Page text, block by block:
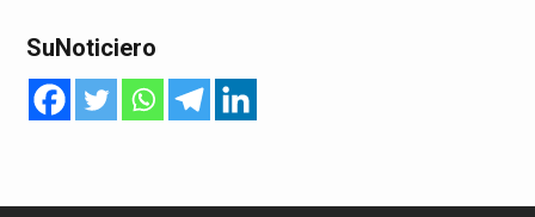
SuNoticiero